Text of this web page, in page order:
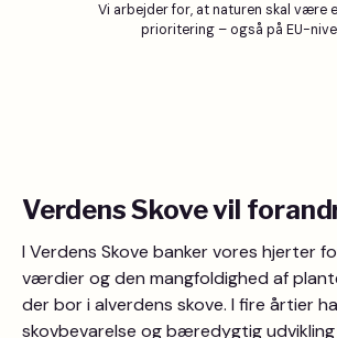
Vi arbejder for, at naturen skal være
prioritering – også på EU-
Verdens Skove vil
I Verdens Skove banker vores hjerter
værdier og den mangfoldighed af
der bor i alverdens skove. I fire årtier
skovbevarelse og bæredygtig